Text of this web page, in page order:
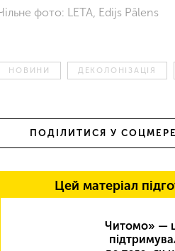
фото: LETA, Edijs Pālens
НОВИНИ ДЕКОЛОНІЗАЦІЯ
ПОДІЛИТИСЯ У
Цей матеріал
Читомо» —